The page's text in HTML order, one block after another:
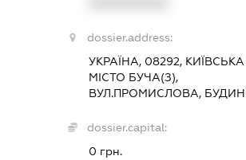
dossier.address:
УКРАЇНА, 08292,
МІСТО БУЧА(З),
ВУЛ.ПРОМИСЛОВА,
dossier.capital:
0 грн.